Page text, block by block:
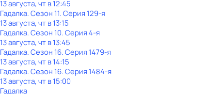
13 августа, чт в 12:45
Гадaлкa. Сезон 11. Серия 129-я
13 августа, чт в 13:15
Гадaлкa. Сезон 10. Серия 4-я
13 августа, чт в 13:45
Гадaлкa. Сезон 16. Серия 1479-я
13 августа, чт в 14:15
Гадaлкa. Сезон 16. Серия 1484-я
13 августа, чт в 15:00
Гадaлкa